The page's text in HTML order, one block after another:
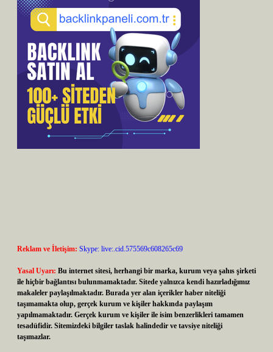
Reklam ve İletişim: Skype: live:.cid.575569c608265c69
Yasal Uyarı: Bu internet sitesi, herhangi bir marka, kurum veya şahıs şirketi
ile hiçbir bağlantısı bulunmamaktadır. Sitede yalnızca kendi hazırladığımız
makaleler paylaşılmaktadır. Burada yer alan içerikler haber niteliği
taşımamakta olup, gerçek kurum ve kişiler hakkında paylaşım
yapılmamaktadır. Gerçek kurum ve kişiler ile isim benzerlikleri tamamen
tesadüfidir. Sitemizdeki bilgiler taslak halindedir ve tavsiye niteliği
taşımazlar.